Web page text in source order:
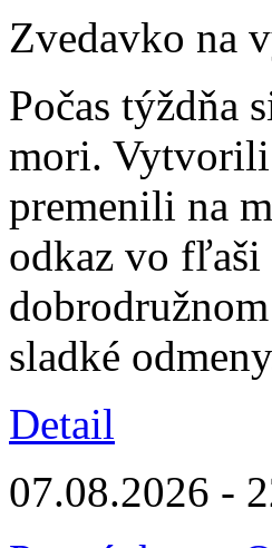
Zvedavko na
Počas týždňa
mori. Vytvorili
premenili na
odkaz vo fľaši
sladké
Detail
07.08.2026 -